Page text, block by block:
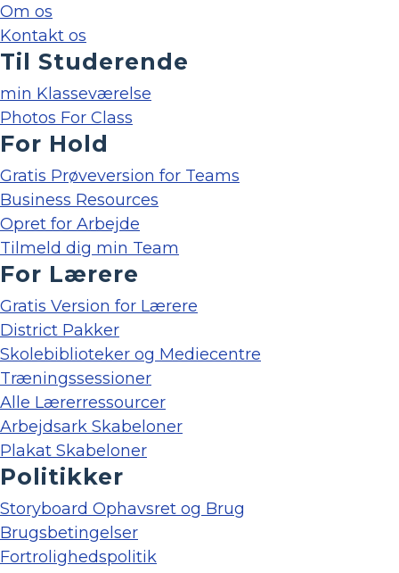
Om os
Kontakt os
Til Studerende
min Klasseværelse
Photos For Class
For Hold
Gratis Prøveversion for Teams
Business Resources
Opret for Arbejde
Tilmeld dig min Team
For Lærere
Gratis Version for Lærere
District Pakker
Skolebiblioteker og Mediecentre
Træningssessioner
Alle Lærerressourcer
Arbejdsark Skabeloner
Plakat Skabeloner
Politikker
Storyboard Ophavsret og Brug
Brugsbetingelser
Fortrolighedspolitik